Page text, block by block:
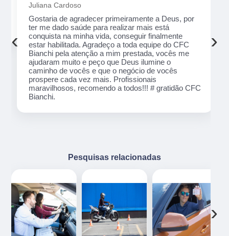
Alexsandro Sr
Um lugar muito bom, exelente atendimento ao
público em geral. Adorei, pessoal muito profissional
em tudo, excelentes instrutores, nota 1000!!
‹ ›
‹ ›